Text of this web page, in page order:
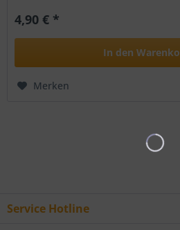
4,90 € *
In den
Merken
Service Hotline